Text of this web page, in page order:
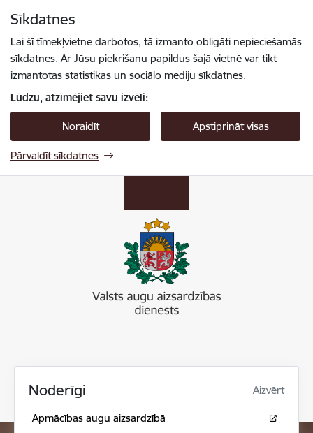
Sīkdatnes
Lai šī tīmekļvietne darbotos, tā izmanto obligāti nepieciešamās
sīkdatnes. Ar Jūsu piekrišanu papildus šajā vietnē var tikt
izmantotas statistikas un sociālo mediju sīkdatnes.
Lūdzu, atzīmējiet savu izvēli:
Noraidīt Apstiprināt visas
Pārvaldīt sīkdatnes
Noderīgi Aizvērt
Apmācības augu aizsardzībā